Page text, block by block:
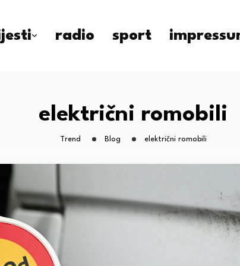
radio sport
električni romobili
Trend Blog električni romobili